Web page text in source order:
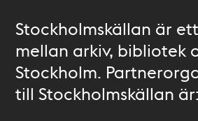
Stockholmskällan är
mellan arkiv, bibliotek
Stockholm.
till Stockholmskällan är: